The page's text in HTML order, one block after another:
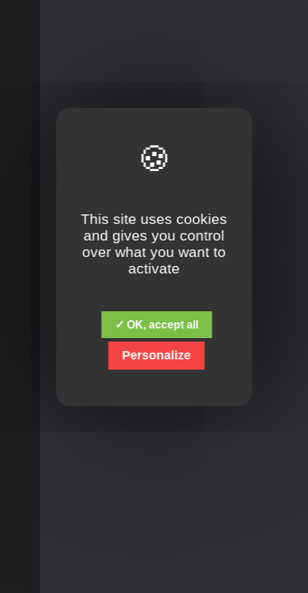
This site uses cookies
and gives you control
over what you want to
activate
✓ OK, accept all
Personalize